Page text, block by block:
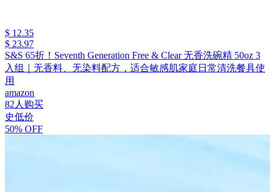
$ 12.35
$ 23.97
S&S 65折！Seventh Generation Free & Clear 无香洗碗精 50oz 3
入组｜无香料、无染料配方，适合敏感肌家庭日常清洗餐具使
用
amazon
82人购买
史低价
50% OFF